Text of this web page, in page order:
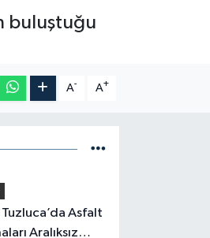
buluştuğu
A- A+
Aralıksız